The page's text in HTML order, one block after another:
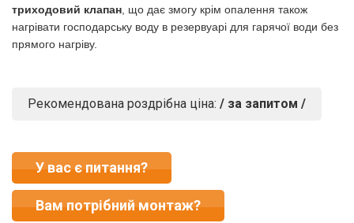
триходовий клапан , що дає змогу крім опалення також
нагрівати господарську воду в резервуарі для гарячої води без
прямого нагріву.
Рекомендована роздрібна ціна: / за запитом /
У вас є питання?
Вам потрібний монтаж?